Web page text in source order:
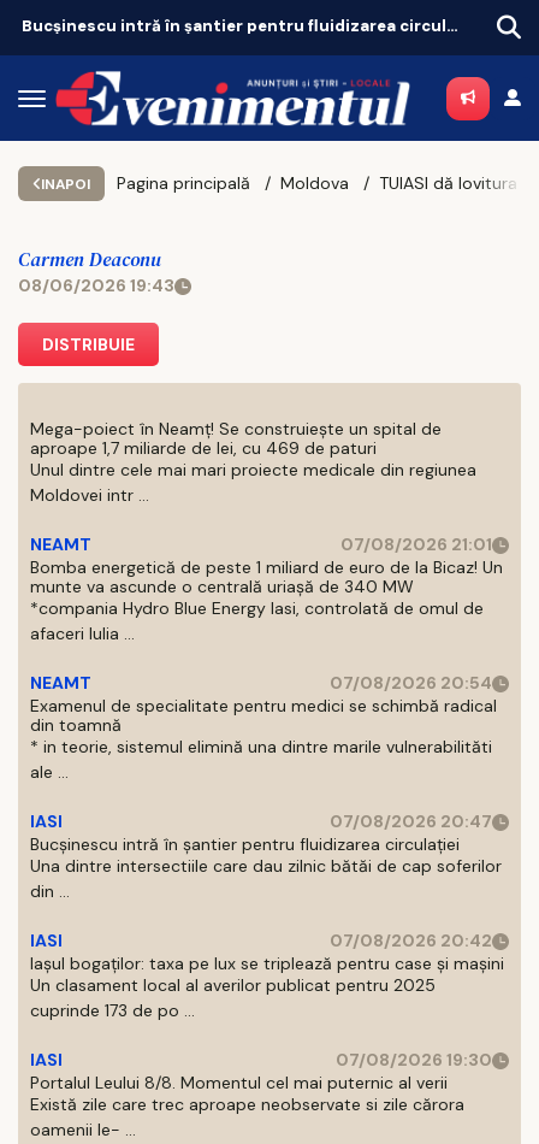
Bucșinescu intră în șantier pentru fluidizarea circulației
INAPOI Pagina principală Moldova
Carmen Deaconu
08/06/2026 19:43
DISTRIBUIE
Mega-poiect în Neamț! Se construiește un spital de
aproape 1,7 miliarde de lei, cu 469 de paturi
Unul dintre cele mai mari proiecte medicale din regiunea
Moldovei intr ...
NEAMT
07/08/2026 21:01
Bomba energetică de peste 1 miliard de euro de la Bicaz! Un
munte va ascunde o centrală uriașă de 340 MW
*compania Hydro Blue Energy Iasi, controlată de omul de
afaceri Iulia ...
NEAMT
07/08/2026 20:54
Examenul de specialitate pentru medici se schimbă radical
din toamnă
* in teorie, sistemul elimină una dintre marile vulnerabilităti
ale ...
IASI
07/08/2026 20:47
Bucșinescu intră în șantier pentru fluidizarea circulației
Una dintre intersectiile care dau zilnic bătăi de cap soferilor
din ...
IASI
07/08/2026 20:42
Iașul bogaților: taxa pe lux se triplează pentru case și mașini
Un clasament local al averilor publicat pentru 2025
cuprinde 173 de po ...
IASI
07/08/2026 19:30
Portalul Leului 8/8. Momentul cel mai puternic al verii
Există zile care trec aproape neobservate si zile cărora
oamenii le- ...